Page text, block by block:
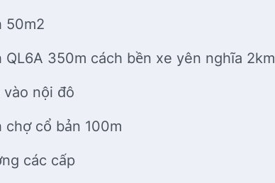
50m2
QL6A 350m cách bền xe yên nghĩa 2km
nội đô
chợ cổ bản 100m
các cấp